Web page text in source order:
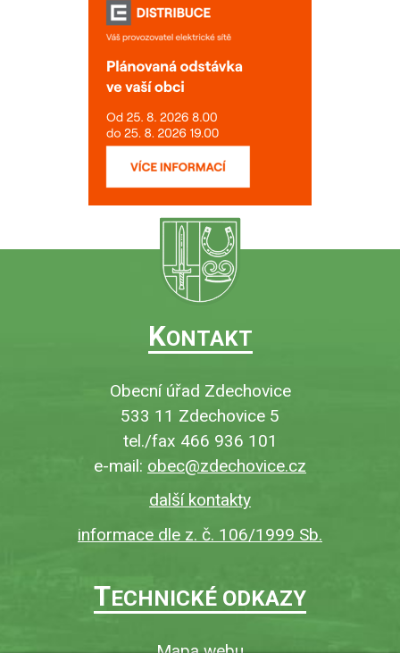
KONTAKT
Obecní úřad Zdechovice
533 11 Zdechovice 5
tel./fax 466 936 101
e-mail: obec@zdechovice.cz
další kontakty
informace dle z. č. 106/1999 Sb.
TECHNICKÉ ODKAZY